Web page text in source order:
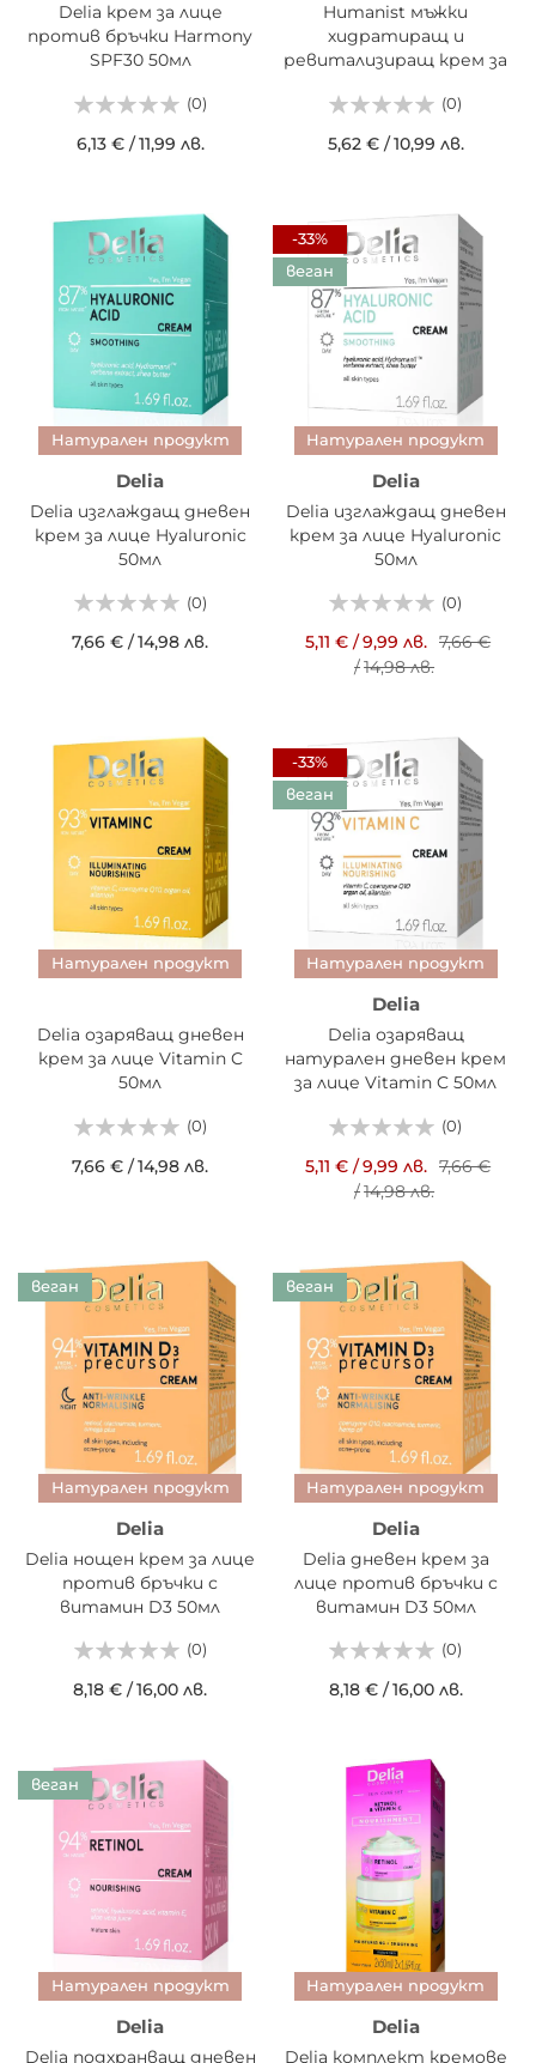
Delia крем за лице
против бръчки Harmony
SPF30 50мл
(0)
6,13 €/11,99 лв.
Humanist мъжки
хидратиращ и
ревитализиращ крем за
(0)
5,62 €/10,99 лв.
Натурален продукт
Delia
Delia изглаждащ дневен
крем за лице Hyaluronic
50мл
(0)
7,66 € /14,98 лв.
-33%
веган
Натурален продукт
Delia
Delia изглаждащ дневен
крем за лице Hyaluronic
50мл
(0)
5,11 € /9,99 лв. 7,66 €
/14,98 лв.
Натурален продукт
Delia озаряващ дневен
крем за лице Vitamin C
50мл
(0)
7,66 € /14,98 лв.
-33%
веган
Натурален продукт
Delia
Delia озаряващ
натурален дневен крем
за лице Vitamin C 50мл
(0)
5,11 € /9,99 лв. 7,66 €
/14,98 лв.
веган
Натурален продукт
Delia
Delia нощен крем за лице
против бръчки с
витамин D3 50мл
(0)
8,18 € /16,00 лв.
веган
Натурален продукт
Delia
Delia дневен крем за
лице против бръчки с
витамин D3 50мл
(0)
8,18 €/16,00 лв.
веган
Натурален продукт
Delia
Delia подхранващ дневен
Натурален продукт
Delia
Delia комплект кремове